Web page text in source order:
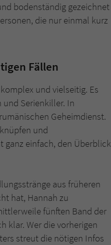
bodenständig gezeichnet
die nur einmal kurz
Fällen
und vielseitig. Es
Serienkiller. In
Geheimdienst.
und
ganz einfach, den Überblick
aus früheren
hat, Hannah zu
fünften Band der
klar. Wer die vorherigen
streut die nötigen Infos